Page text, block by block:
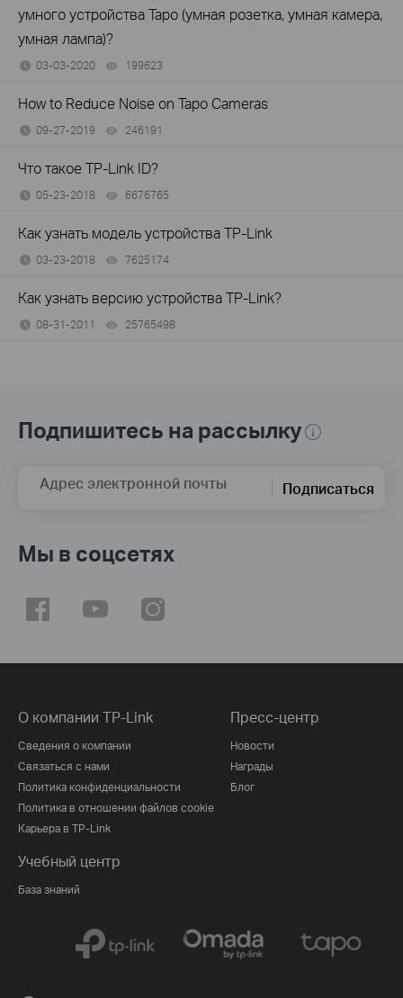
умного устройства Tapo (умная розетка, умная камера,
умная лампа)?
03-03-2020 199623
How to Reduce Noise on Tapo Cameras
09-27-2019 246191
Что такое TP-Link ID?
05-23-2018 6676765
Как узнать модель устройства TP-Link
03-23-2018 7625174
Как узнать версию устройства TP-Link?
08-31-2011 25765498
Подпишитесь на рассылку
Адрес электронной почты Подписаться
Мы в соцсетях
О компании TP-Link
Сведения о компании
Связаться с нами
Политика конфиденциальности
Политика в отношении файлов cookie
Карьера в TP-Link
Пресс-центр
Новости
Награды
Блог
Учебный центр
База знаний